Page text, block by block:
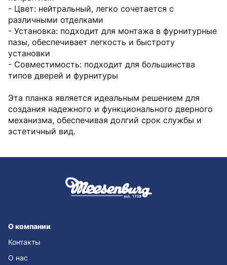
- Цвет: нейтральный, легко сочетается с
различными отделками
- Установка: подходит для монтажа в фурнитурные
пазы, обеспечивает легкость и быстроту
установки
- Совместимость: подходит для большинства
типов дверей и фурнитуры
Эта планка является идеальным решением для
создания надежного и функционального дверного
механизма, обеспечивая долгий срок службы и
эстетичный вид.
О компании
Контакты
О нас